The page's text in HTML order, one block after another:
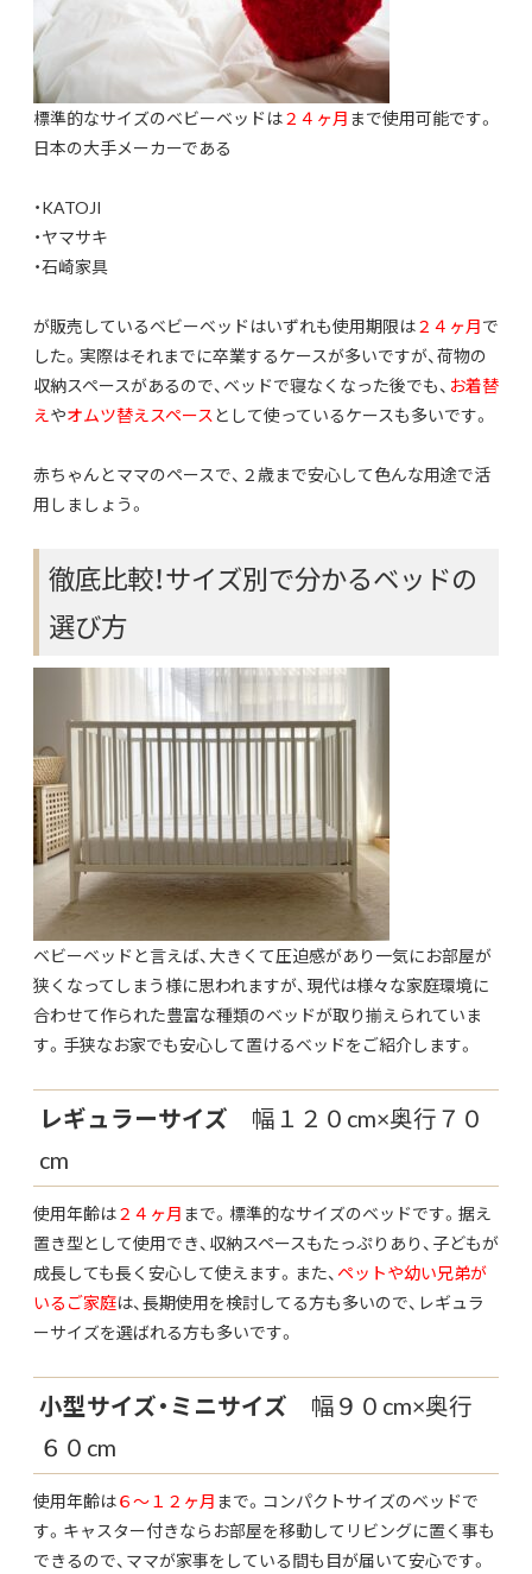
標準的なサイズのベビーベッドは２４ヶ月 まで使用可能です。
日本の大手メーカーである
・KATOJI
・ヤマサキ
・石崎家具
が販売しているベビーベッドはいずれも使用期限は２４ヶ月で
した。 実際はそれまでに卒業するケースが多いですが、荷物の
収納スペースがあるので、ベッドで寝なくなった後でも、 お着替
えやオムツ替えスペースとして使っているケースも多いです。
赤ちゃんとママのペースで、２歳まで安心して色んな用途で活
用しましょう。
徹底比較！サイズ別で分かるベッドの
選び方
ベビーベッドと言えば、大きくて圧迫感があり一気にお部屋が
狭くなってしまう様に思われますが、現代は様々な家庭環境に
合わせて作られた豊富な種類のベッドが取り揃えられていま
す。手狭なお家でも安心して置けるベッドをご紹介します。
レギュラーサイズ 幅１２０cm×奥行７０
cm
使用年齢は２４ヶ月 まで。標準的なサイズのベッドです。据え
置き型として使用でき、収納スペースもたっぷりあり、子どもが
成長しても長く安心して使えます。また、 ペットや幼い兄弟が
いるご家庭は、長期使用を検討してる方も多いので、レギュラ
ーサイズを選ばれる方も多いです。
小型サイズ・ミニサイズ 幅９０cm×奥行
６０cm
使用年齢は６〜１２ヶ月 まで。コンパクトサイズのベッドで
す。キャスター付きならお部屋を移動してリビングに置く事も
できるので、ママが家事をしている間も目が届いて安心です。